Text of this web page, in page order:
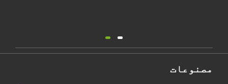
مصنوعات